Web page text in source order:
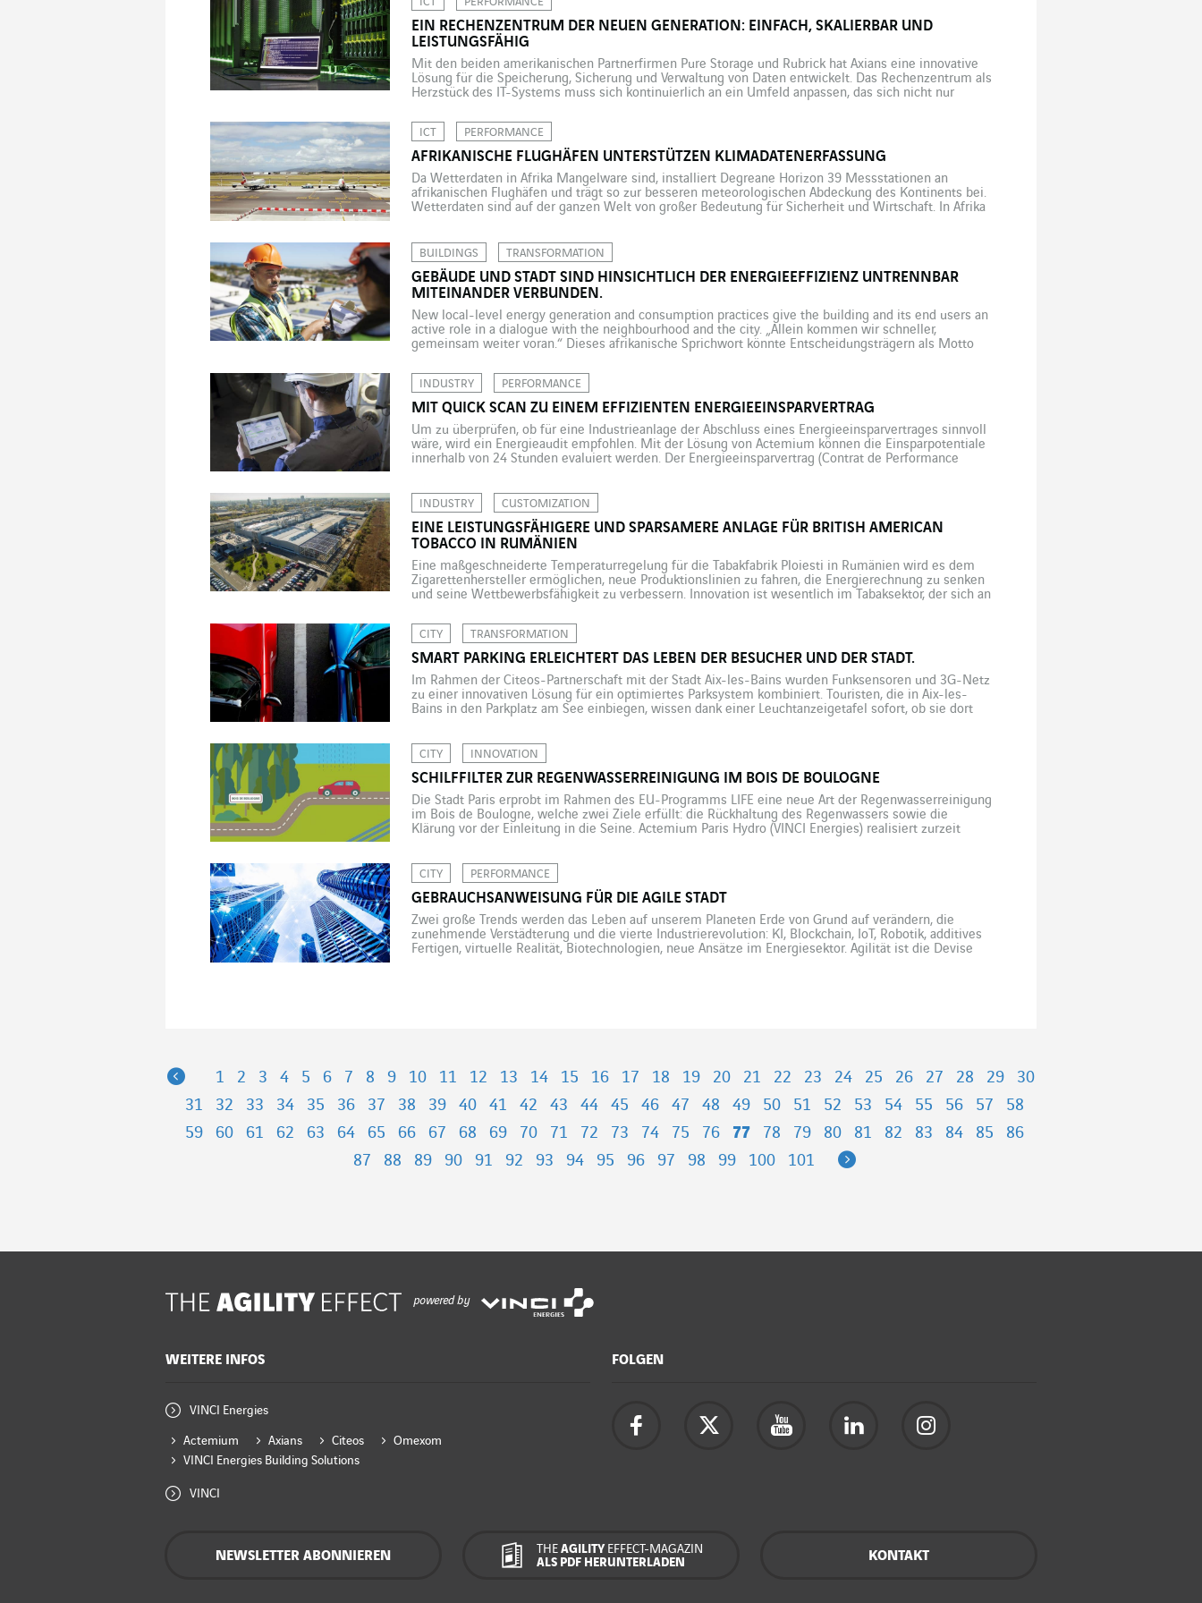
EIN RECHENZENTRUM DER NEUEN GENERATION: EINFACH, SKALIERBAR UND
LEISTUNGSFÄHIG
Mit den beiden amerikanischen Partnerfirmen Pure Storage und Rubrick hat Axians eine innovative
Lösung für die Speicherung, Sicherung und Verwaltung von Daten entwickelt. Das Rechenzentrum als
Herzstück des IT-Systems muss sich kontinuierlich an ein Umfeld anpassen, das sich nicht nur
Wandel befindet. Sicherlich können […]
ICT PERFORMANCE
AFRIKANISCHE FLUGHÄFEN UNTERSTÜTZEN KLIMADATENERFASSUNG
Da Wetterdaten in Afrika Mangelware sind, installiert Degreane Horizon 39 Messstationen an
afrikanischen Flughäfen und trägt so zur besseren meteorologischen Abdeckung des Kontinents bei.
Wetterdaten sind auf der ganzen Welt von großer Bedeutung für Sicherheit und Wirtschaft. In Afrika
BUILDINGS TRANSFORMATION
GEBÄUDE UND STADT SIND HINSICHTLICH DER ENERGIEEFFIZIENZ UNTRENNBAR
MITEINANDER VERBUNDEN.
New local-level energy generation and consumption practices give the building and its end users an
active role in a dialogue with the neighbourhood and the city. „Allein kommen wir schneller,
gemeinsam weiter voran.“ Dieses afrikanische Sprichwort könnte Entscheidungsträgern als Motto
Energieeffizienzstandards zu […]
INDUSTRY PERFORMANCE
MIT QUICK SCAN ZU EINEM EFFIZIENTEN ENERGIEEINSPARVERTRAG
Um zu überprüfen, ob für eine Industrieanlage der Abschluss eines Energieeinsparvertrages sinnvoll
wäre, wird ein Energieaudit empfohlen. Mit der Lösung von Actemium können die Einsparpotentiale
innerhalb von 24 Stunden evaluiert werden. Der Energieeinsparvertrag (Contrat de Performance
INDUSTRY CUSTOMIZATION
EINE LEISTUNGSFÄHIGERE UND SPARSAMERE ANLAGE FÜR BRITISH AMERICAN
TOBACCO IN RUMÄNIEN
Eine maßgeschneiderte Temperaturregelung für die Tabakfabrik Ploiesti in Rumänien wird es dem
Zigarettenhersteller ermöglichen, neue Produktionslinien zu fahren, die Energierechnung zu senken
und seine Wettbewerbsfähigkeit zu verbessern. Innovation ist wesentlich im Tabaksektor, der sich an
will… British American Tobacco (BAT) strebt hier mit […]
CITY TRANSFORMATION
SMART PARKING ERLEICHTERT DAS LEBEN DER BESUCHER UND DER STADT.
Im Rahmen der Citeos-Partnerschaft mit der Stadt Aix-les-Bains wurden Funksensoren und 3G-Netz
zu einer innovativen Lösung für ein optimiertes Parksystem kombiniert. Touristen, die in Aix-les-
Bains in den Parkplatz am See einbiegen, wissen dank einer Leuchtanzeigetafel sofort, ob sie dort
CITY INNOVATION
SCHILFFILTER ZUR REGENWASSERREINIGUNG IM BOIS DE BOULOGNE
Die Stadt Paris erprobt im Rahmen des EU-Programms LIFE eine neue Art der Regenwasserreinigung
im Bois de Boulogne, welche zwei Ziele erfüllt: die Rückhaltung des Regenwassers sowie die
Klärung vor der Einleitung in die Seine. Actemium Paris Hydro (VINCI Energies) realisiert zurzeit
CITY PERFORMANCE
GEBRAUCHSANWEISUNG FÜR DIE AGILE STADT
Zwei große Trends werden das Leben auf unserem Planeten Erde von Grund auf verändern, die
zunehmende Verstädterung und die vierte Industrierevolution: KI, Blockchain, IoT, Robotik, additives
Fertigen, virtuelle Realität, Biotechnologien, neue Ansätze im Energiesektor. Agilität ist die Devise
Previous
1 2 3 4 5 6 7 8 9 10 11 12 13 14 15 16 17 18 19 20 21 22 23 24 25 26 27 28 29
30
31
32 33 34 35 36 37 38 39 40 41 42 43 44 45 46 47 48 49 50 51 52 53 54 55 56 57
58
59
60 61 62 63 64 65 66 67 68 69 70 71 72 73 74 75 76 77 78 79 80 81 82 83 84 85
86
87
88 89 90 91 92 93 94 95 96 97 98 99 100 101 Next
powered by
WEITERE INFOS
VINCI Energies
Actemium Axians Citeos
Omexom
VINCI Energies Building Solutions
VINCI
FOLGEN
NEWSLETTER ABONNIEREN THEAGILITY EFFECT-MAGAZIN
ALS PDF HERUNTERLADEN
KONTAKT